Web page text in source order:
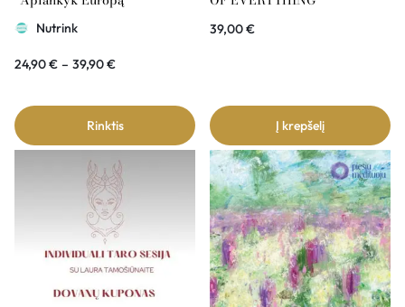
Nutrink
24,90€ – 39,90€
Rinktis
39,00€
Į krepšelį